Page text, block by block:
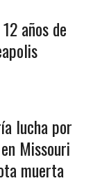
años de
lucha por
Missouri
muerta